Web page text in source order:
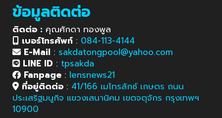
ข้อมูลติดต่อ
ติดต่อ : คุณศักดา ทองพูล
เบอร์โทรศัพท์ : 084-113-4144
E-Mail : sakdatongpool@yahoo.com
LINE ID : tpsakda
Fanpage : lensnews21
ที่อยู่ติดต่อ : 41/166 เมโทรลักซ์ เกษตร ถนน
ประเสริฐมนูกิจ แขวงเสนานิคม เขตจตุจักร กรุงเทพฯ
10900